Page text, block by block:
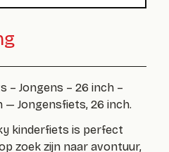
– Jongens – 26 inch –
— Jongensfiets, 26 inch.
kinderfiets is perfect
zoek zijn naar avontuur,